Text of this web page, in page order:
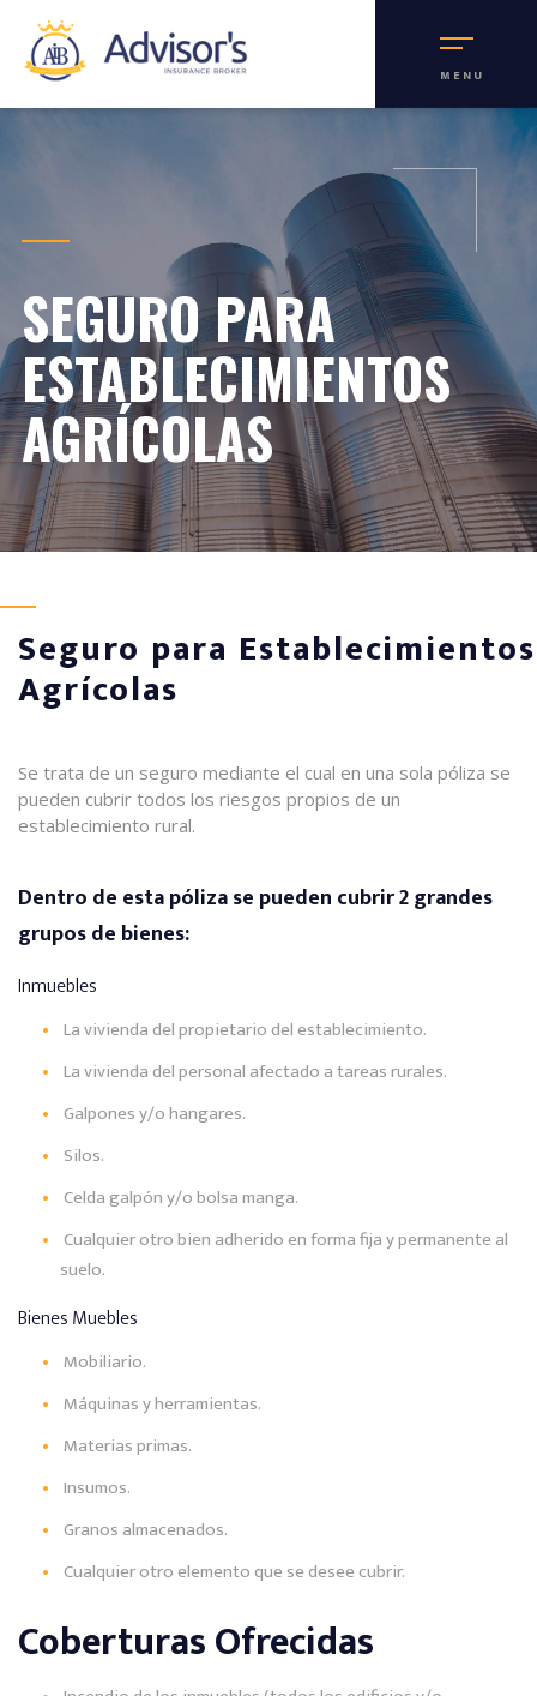
MENU
SEGURO PARA
ESTABLECIMIENTOS
AGRÍCOLAS
Seguro para Establecimientos
Agrícolas
Se trata de un seguro mediante el cual en una sola póliza se
pueden cubrir todos los riesgos propios de un
establecimiento rural.
Dentro de esta póliza se pueden cubrir 2 grandes
grupos de bienes:
Inmuebles
La vivienda del propietario del establecimiento.
La vivienda del personal afectado a tareas rurales.
Galpones y/o hangares.
Silos.
Celda galpón y/o bolsa manga.
Cualquier otro bien adherido en forma fija y permanente al
suelo.
Bienes Muebles
Mobiliario.
Máquinas y herramientas.
Materias primas.
Insumos.
Granos almacenados.
Cualquier otro elemento que se desee cubrir.
Coberturas Ofrecidas